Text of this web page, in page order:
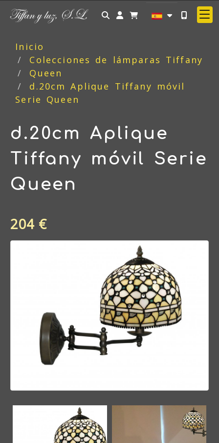
Identifícate
Inicio
Colecciones de lámparas Tiffany
Queen
d.20cm Aplique Tiffany móvil
Serie Queen
d.20cm Aplique
Tiffany móvil Serie
Queen
204 €